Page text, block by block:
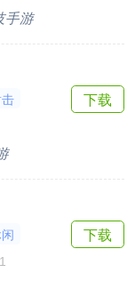
手游
下载
下载